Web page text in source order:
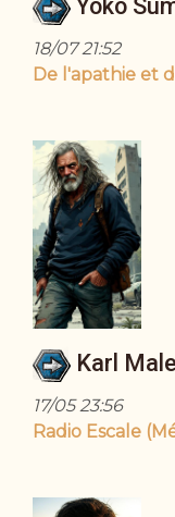
Yoko
18/07 21:52
De l'apathie et
Karl
17/05 23:56
Radio Escale